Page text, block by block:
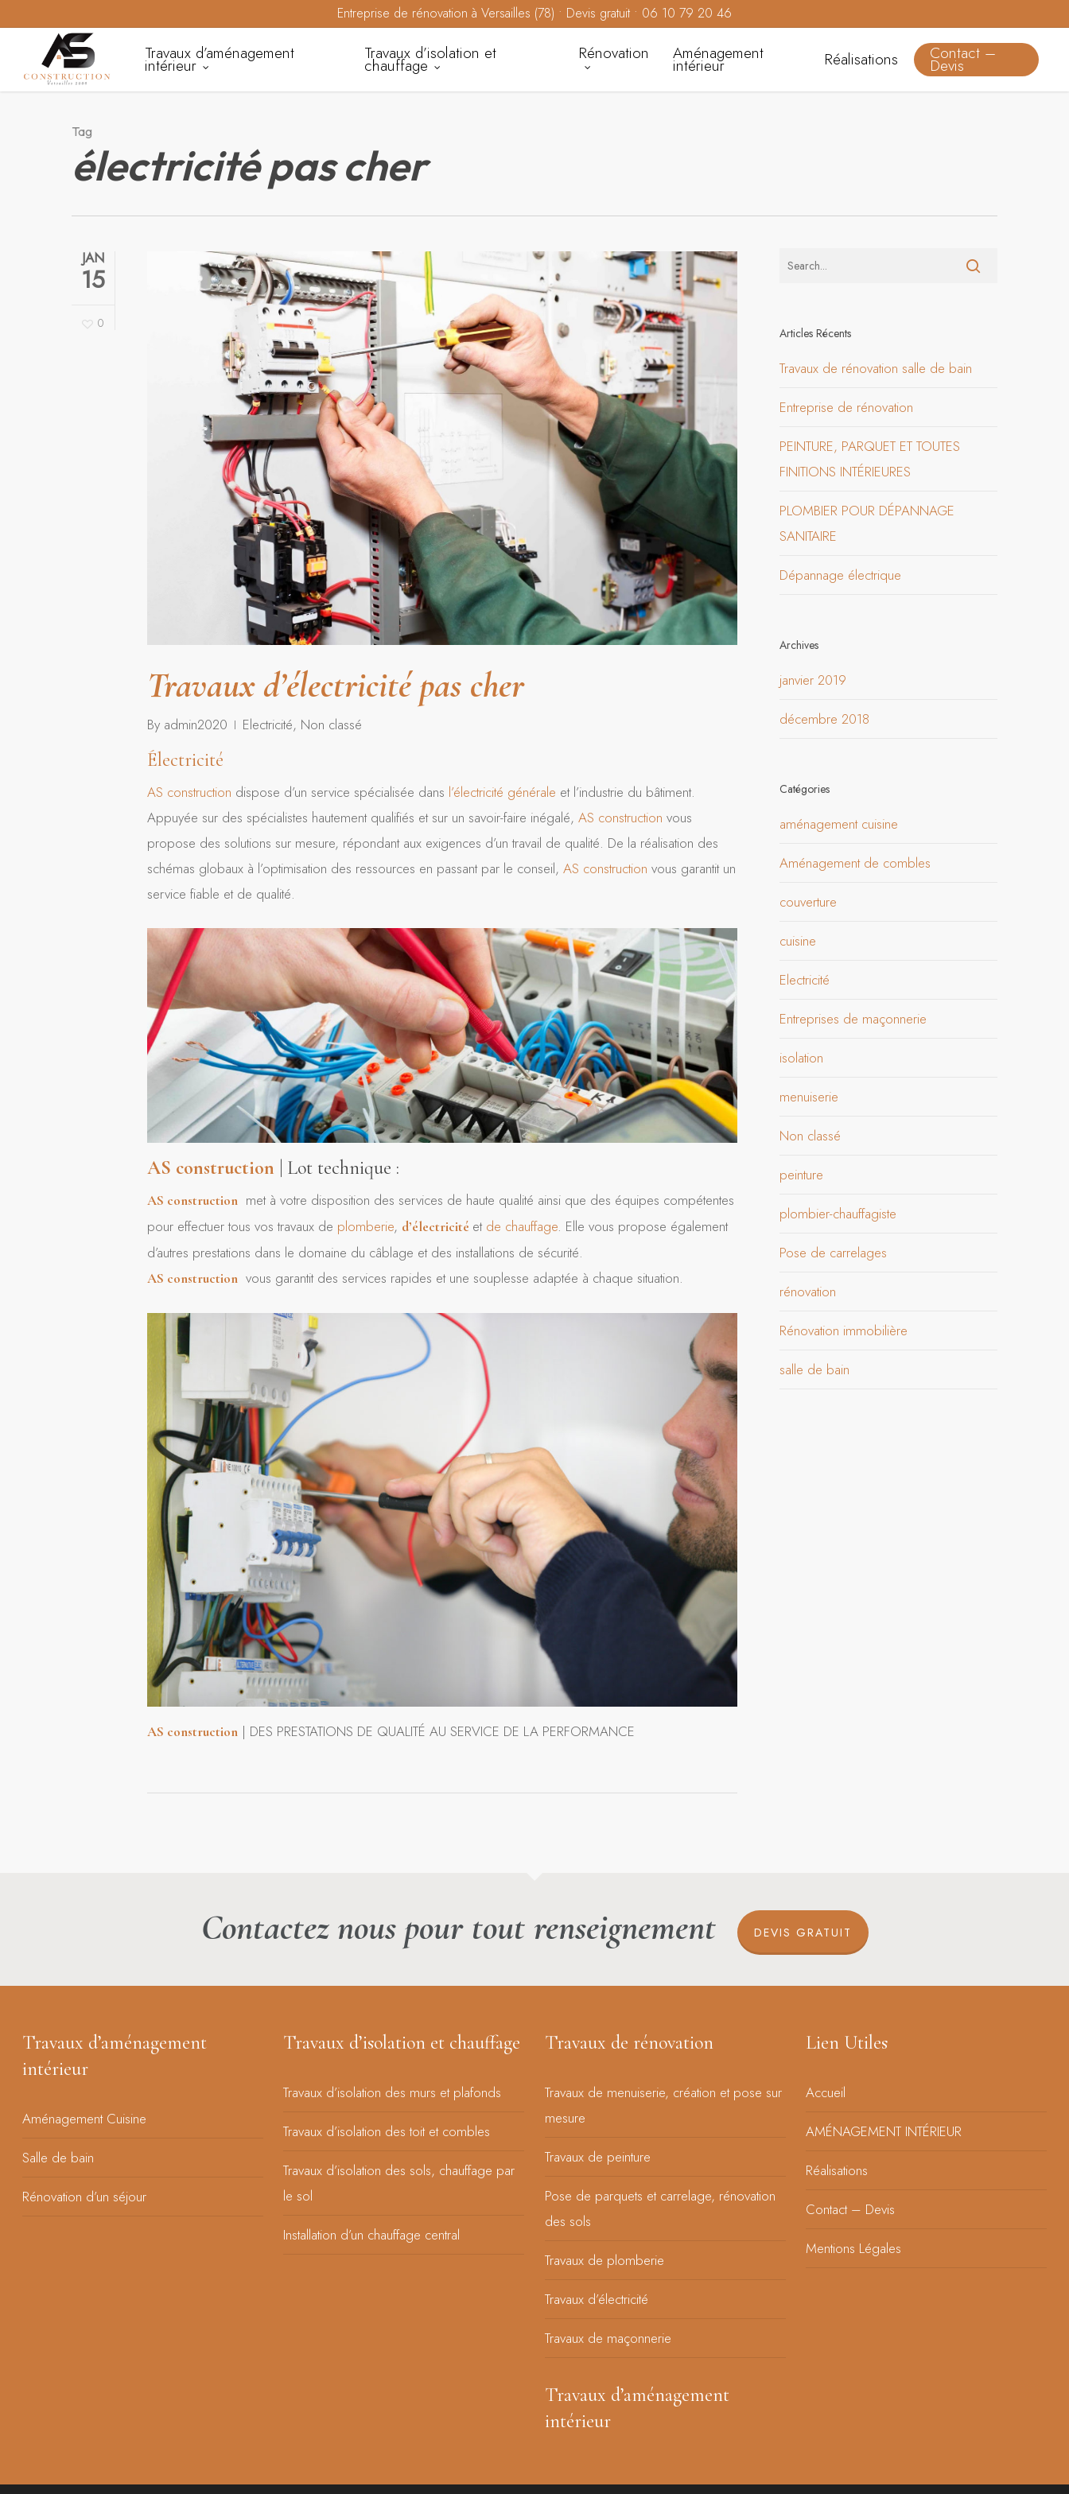
content
Entreprise de rénovation à Versailles (78) • Devis gratuit • 06 10 79 20 46
Travaux d’aménagement
intérieur
Travaux d’isolation et
chauffage
Rénovation Aménagement
intérieur Réalisations Contact –
Devis
Tag
électricité pas cher
JAN
15
0
Travaux d’électricité pas cher
By admin2020 Electricité, Non classé
Électricité
AS construction dispose d’un service spécialisée dans l’électricité générale et l’industrie du bâtiment.
Appuyée sur des spécialistes hautement qualifiés et sur un savoir-faire inégalé, AS construction vous
propose des solutions sur mesure, répondant aux exigences d’un travail de qualité. De la réalisation des
schémas globaux à l’optimisation des ressources en passant par le conseil, AS construction vous garantit un
service fiable et de qualité.
AS construction | Lot technique :
AS construction met à votre disposition des services de haute qualité ainsi que des équipes compétentes
pour effectuer tous vos travaux de plomberie, d’électricité et de chauffage. Elle vous propose également
d’autres prestations dans le domaine du câblage et des installations de sécurité.
AS construction vous garantit des services rapides et une souplesse adaptée à chaque situation.
AS construction | DES PRESTATIONS DE QUALITÉ AU SERVICE DE LA PERFORMANCE
Articles Récents
Travaux de rénovation salle de bain
Entreprise de rénovation
PEINTURE, PARQUET ET TOUTES
FINITIONS INTÉRIEURES
PLOMBIER POUR DÉPANNAGE
SANITAIRE
Dépannage électrique
Archives
janvier 2019
décembre 2018
Catégories
aménagement cuisine
Aménagement de combles
couverture
cuisine
Electricité
Entreprises de maçonnerie
isolation
menuiserie
Non classé
peinture
plombier-chauffagiste
Pose de carrelages
rénovation
Rénovation immobilière
salle de bain
Contactez nous pour tout renseignement DEVIS GRATUIT
Travaux d’aménagement
intérieur
Aménagement Cuisine
Salle de bain
Rénovation d’un séjour
Travaux d’isolation et chauffage
Travaux d’isolation des murs et plafonds
Travaux d’isolation des toit et combles
Travaux d’isolation des sols, chauffage par
le sol
Installation d’un chauffage central
Travaux de rénovation
Travaux de menuiserie, création et pose sur
mesure
Travaux de peinture
Pose de parquets et carrelage, rénovation
des sols
Travaux de plomberie
Travaux d’électricité
Travaux de maçonnerie
Travaux d’aménagement
intérieur
Lien Utiles
Accueil
AMÉNAGEMENT INTÉRIEUR
Réalisations
Contact – Devis
Mentions Légales